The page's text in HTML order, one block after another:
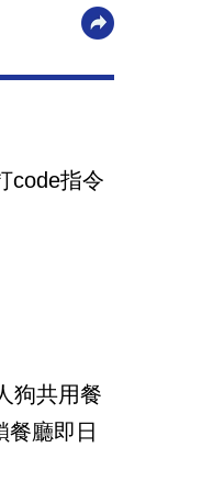
code指令
狗共用餐
餐廳即日